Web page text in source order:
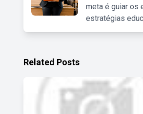
meta é guiar os
estratégias
Related Posts